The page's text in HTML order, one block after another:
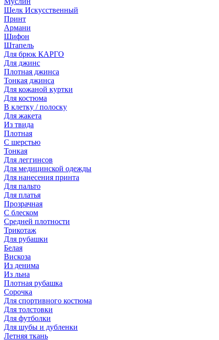
Шелк Искусственный
Принт
Армани
Шифон
Штапель
Для брюк КАРГО
Для джинс
Плотная джинса
Тонкая джинса
Для кожаной куртки
Для костюма
В клетку / полоску
Для жакета
Из твида
Плотная
С шерстью
Тонкая
Для леггинсов
Для медицинской одежды
Для нанесения принта
Для пальто
Для платья
Прозрачная
С блеском
Средней плотности
Трикотаж
Для рубашки
Белая
Вискоза
Из денима
Из льна
Плотная рубашка
Сорочка
Для спортивного костюма
Для толстовки
Для футболки
Для шубы и дубленки
Летняя ткань